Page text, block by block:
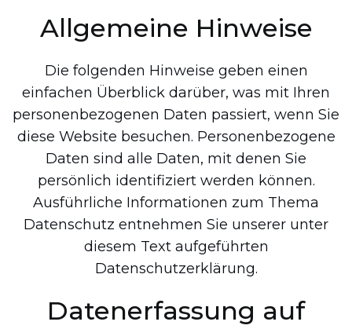
Allgemeine Hinweise
Die folgenden Hinweise geben einen
einfachen Überblick darüber, was mit Ihren
personenbezogenen Daten passiert, wenn Sie
diese Website besuchen. Personenbezogene
Daten sind alle Daten, mit denen Sie
persönlich identifiziert werden können.
Ausführliche Informationen zum Thema
Datenschutz entnehmen Sie unserer unter
diesem Text aufgeführten
Datenschutzerklärung.
Datenerfassung auf